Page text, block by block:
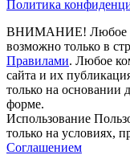
Политика
ВНИМАНИЕ! Любое
возможно только в
Правилами. Любое
сайта и их
только на основании
форме.
Использование
только на условиях,
Соглашением